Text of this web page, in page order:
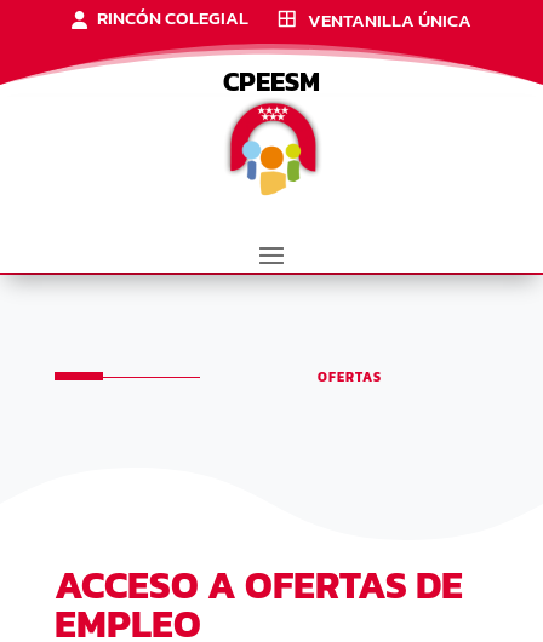
RINCÓN COLEGIAL VENTANILLA ÚNICA
CPEESM
OFERTAS
ACCESO A OFERTAS DE
EMPLEO